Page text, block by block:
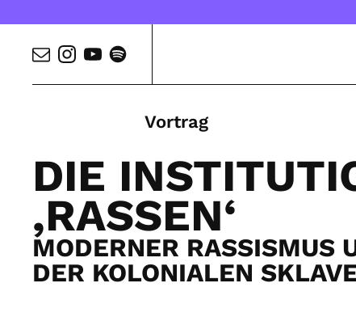
Vortrag
DIE
‚RASSEN‘
MODERNER RASSISMUS
DER KOLONIALEN